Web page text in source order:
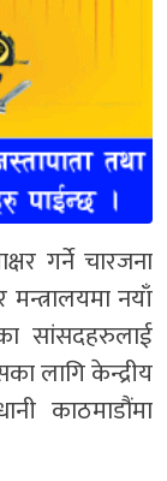
गर्ने चारजना
नयाँ
सांसदहरुलाई
लागि केन्द्रीय
काठमाडौंमा